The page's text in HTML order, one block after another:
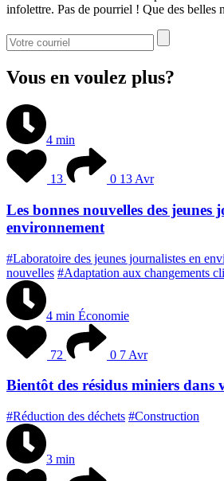
infolettre. Pas de pourriel ! Que des belles
Vous en voulez plus?
4 min
13 0 13 Avr
Les bonnes nouvelles des jeunes
environnement
#Laboratoire des jeunes journalistes en
nouvelles #Adaptation aux changements
4 min Économie
72 0 7 Avr
Bientôt des résidus miniers dans
#Réduction des déchets #Construction
3 min